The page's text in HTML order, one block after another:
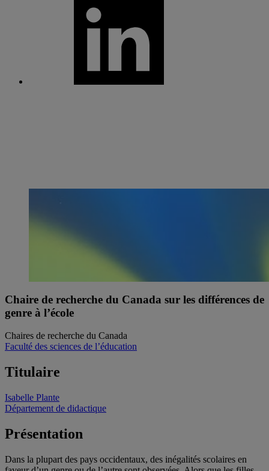
Chaire de recherche du Canada sur les différences de
genre à l’école
Chaires de recherche du Canada
Faculté des sciences de l’éducation
Titulaire
Isabelle Plante
Département de didactique
Présentation
Dans la plupart des pays occidentaux, des inégalités scolaires en